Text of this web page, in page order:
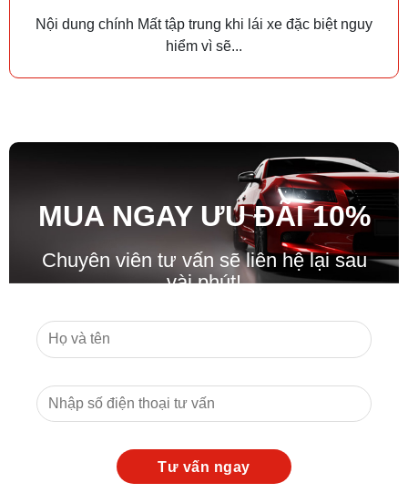
Nội dung chính Mất tập trung khi lái xe đặc biệt nguy
hiểm vì sẽ...
MUA NGAY ƯU ĐÃI10%
Chuyên viên tư vấn sẽ liên hệ lại sau
vài phút!